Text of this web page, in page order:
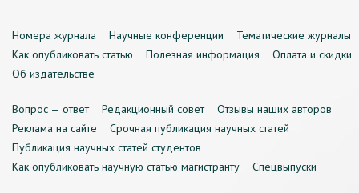
Номера журнала Научные конференции
Тематические журналы
Как опубликовать статью
Полезная информация
Оплата и скидки
Об издательстве
Вопрос — ответ Редакционный совет
Отзывы наших авторов
Реклама на сайте
Срочная публикация научных статей
Публикация научных статей студентов
Как опубликовать научную статью магистранту
Спецвыпуски